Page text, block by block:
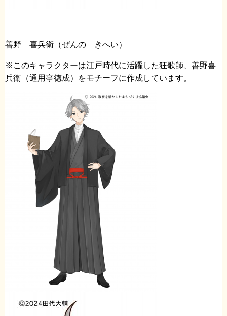
善野 喜兵衛（ぜんの きへい）
※このキャラクターは江戸時代に活躍した狂歌師、善野喜
兵衛（通用亭徳成）をモチーフに作成しています。